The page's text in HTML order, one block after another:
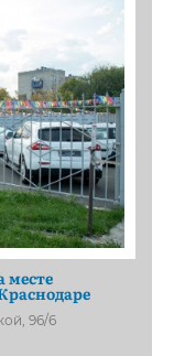
месте
96/6